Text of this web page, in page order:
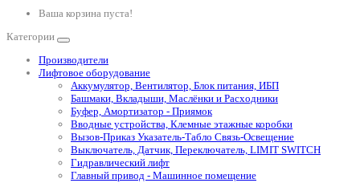
Ваша корзина пуста!
Категории
Производители
Лифтовое оборудование
Аккумулятор, Вентилятор, Блок питания, ИБП
Башмаки, Вкладыши, Маслёнки и Расходники
Буфер, Амортизатор - Приямок
Вводные устройства, Клемные этажные коробки
Вызов-Приказ Указатель-Табло Связь-Освещение
Выключатель, Датчик, Переключатель, LIMIT SWITCH
Гидравлический лифт
Главный привод - Машинное помещение